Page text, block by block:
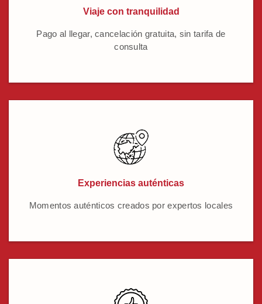
Viaje con tranquilidad
Pago al llegar, cancelación gratuita, sin tarifa de
consulta
Experiencias auténticas
Momentos auténticos creados por expertos locales